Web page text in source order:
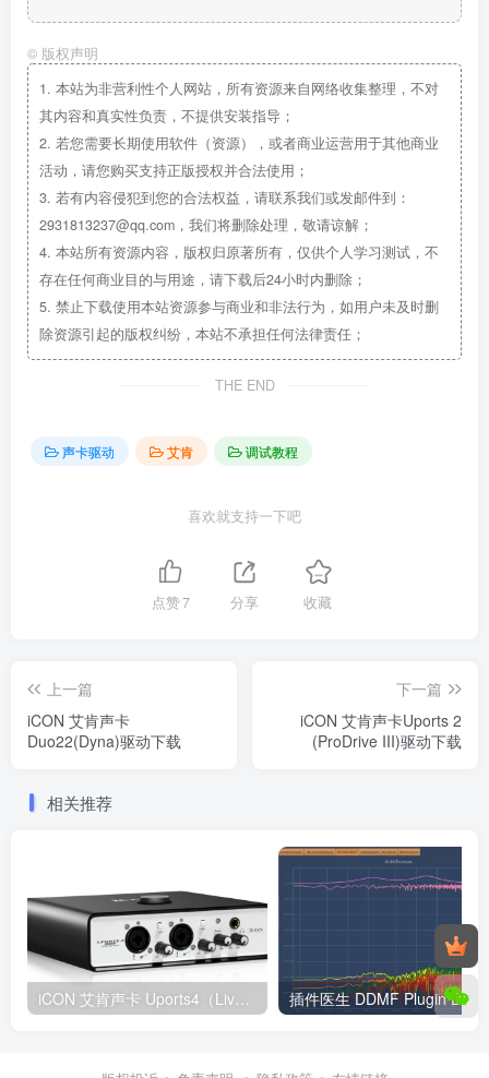
© 版权声明
1. 本站为非营利性个人网站，所有资源来自网络收集整理，不对
其内容和真实性负责，不提供安装指导；
2. 若您需要长期使用软件（资源），或者商业运营用于其他商业
活动，请您购买支持正版授权并合法使用；
3. 若有内容侵犯到您的合法权益，请联系我们或发邮件到：
2931813237@qq.com，我们将删除处理，敬请谅解；
4. 本站所有资源内容，版权归原著所有，仅供个人学习测试，不
存在任何商业目的与用途，请下载后24小时内删除；
5. 禁止下载使用本站资源参与商业和非法行为，如用户未及时删
除资源引起的版权纠纷，本站不承担任何法律责任；
THE END
声卡驱动 艾肯 调试教程
喜欢就支持一下吧
点赞7 分享 收藏
上一篇
iCON 艾肯声卡
Duo22(Dyna)驱动下载
下一篇
iCON 艾肯声卡Uports 2
(ProDrive III)驱动下载
相关推荐
iCON 艾肯声卡 Uports4（Live）驱动下载 插件医生 DDMF Plugin